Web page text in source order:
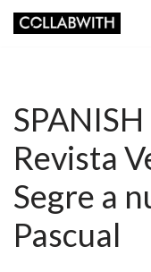
Revista
Segre a
Pascual